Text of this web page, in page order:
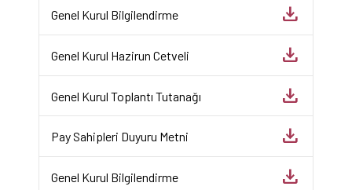
Genel Kurul Bilgilendirme download
Genel Kurul Hazirun Cetveli download
Genel Kurul Toplantı Tutanağı download
Pay Sahipleri Duyuru Metni download
Genel Kurul Bilgilendirme download